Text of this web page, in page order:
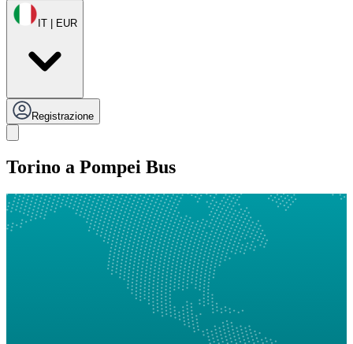
IT | EUR
Registrazione
Torino a Pompei Bus